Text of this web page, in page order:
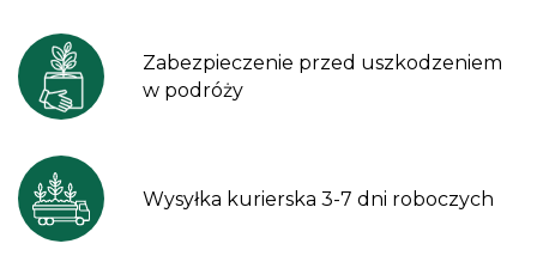
Zabezpieczenie przed uszkodzeniem
w podróży
Wysyłka kurierska 3-7 dni roboczych